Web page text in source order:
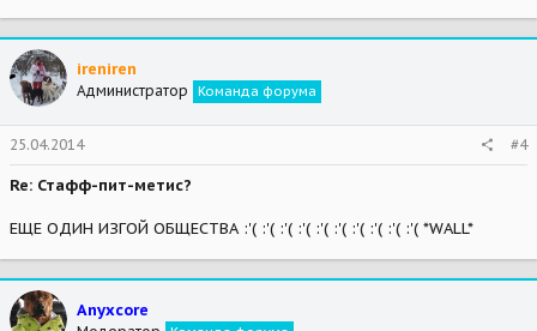
ireniren
Администратор Команда форума
25.04.2014 #4
Re: Стафф-пит-метис?
ЕЩЕ ОДИН ИЗГОЙ ОБЩЕСТВА :'( :'( :'( :'( :'( :'( :'( :'( :'( :'( *WALL*
Anyxcore